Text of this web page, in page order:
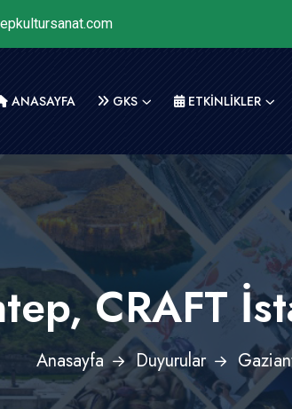
ANASAYFA GKS ETKİNLİKLER
CRAFT
Anasayfa Duyurular